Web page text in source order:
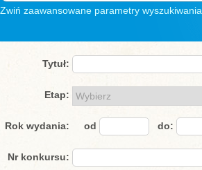
Zwiń zaawansowane parametry wyszukiwania
Tytuł:
Etap:
Rok wydania: od do:
Nr konkursu: